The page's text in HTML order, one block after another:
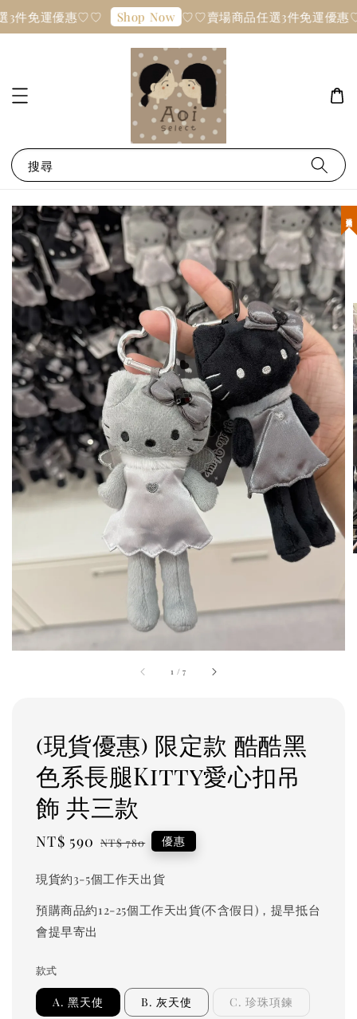
件免運優惠♡♡ Shop Now ♡♡賣場商品任選3件免運優
搜尋
1 /7
(現貨優惠) 限定款 酷酷黑
色系長腿Kitty愛心扣吊
飾 共三款
Sale
NT$ 590 Regular
NT$ 780 優惠
現貨約3-5個工作天出貨
預購商品約12-25個工作天出貨(不含假日)，提早抵台
會提早寄出
款式
A. 黑天使 B. 灰天使 C. 珍珠項鍊